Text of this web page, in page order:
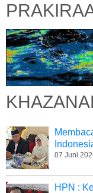
07 Juni
HPN :